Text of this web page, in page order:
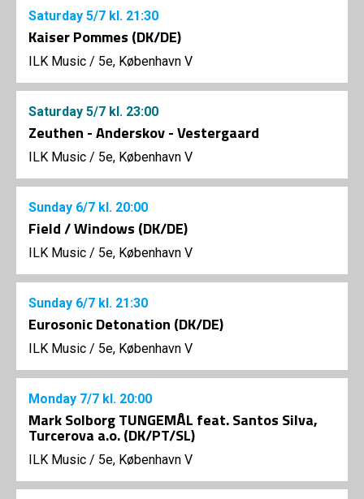
Saturday 5/7 kl. 21:30
Kaiser Pommes (DK/DE)
ILK Music / 5e, København V
Saturday 5/7 kl. 23:00
Zeuthen - Anderskov - Vestergaard
ILK Music / 5e, København V
Sunday 6/7 kl. 20:00
Field / Windows (DK/DE)
ILK Music / 5e, København V
Sunday 6/7 kl. 21:30
Eurosonic Detonation (DK/DE)
ILK Music / 5e, København V
Monday 7/7 kl. 20:00
Mark Solborg TUNGEMÅL feat. Santos Silva,
Turcerova a.o. (DK/PT/SL)
ILK Music / 5e, København V